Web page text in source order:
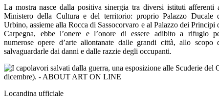
La mostra nasce dalla positiva sinergia tra diversi istituti afferenti
Ministero della Cultura e del territorio: proprio Palazzo Ducale
Urbino, assieme alla Rocca di Sassocorvaro e al Palazzo dei Principi
Carpegna, ebbe l’onere e l’onore di essere adibito a rifugio
numerose opere d’arte allontanate dalle grandi città, allo scopo
salvaguardarle dai danni e dalle razzie degli occupanti.
Locandina ufficiale